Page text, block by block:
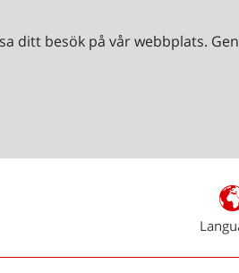
ditt besök på vår webbplats.